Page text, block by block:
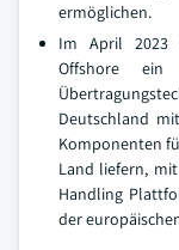
ermöglichen.
Im April 2023
Offshore ein
Deutschland
Komponenten
Land liefern,
Handling
der